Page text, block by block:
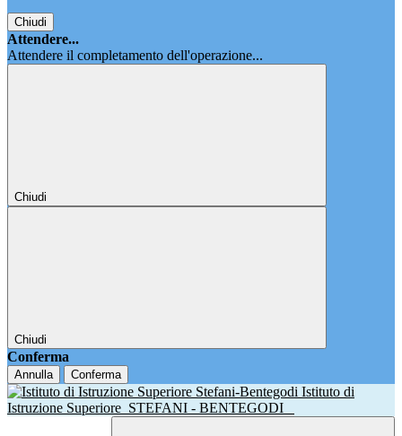
Chiudi
Attendere...
Attendere il completamento dell'operazione...
Chiudi
Chiudi
Conferma
Annulla Conferma
Istituto di
Istruzione Superiore STEFANI - BENTEGODI